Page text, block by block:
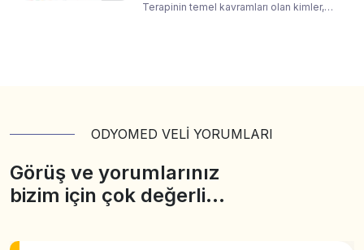
Terapinin temel kavramları olan kimler,
ODYOMED VELİ YORUMLARI
Görüş ve yorumlarınız
bizim için çok değerli…